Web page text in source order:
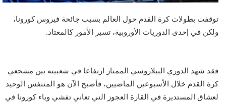
توقفت بطولات كرة القدم حول العالم بسبب جائحة فيروس كورونا،
ولكن في إحدى الدوريات الأوروبية، تسير الأمور كالمعتاد.
فقد شهد الدوري البيلاروسي الممتاز ارتفاعا في شعبيته بين مشجعي
كرة القدم خلال الأسبوعين الماضيين، فأصبح الآن هو المتنفس الوحيد
لعشاق المستديرة في القارة العجوز التي تعاني تفشي وباء كورونا في